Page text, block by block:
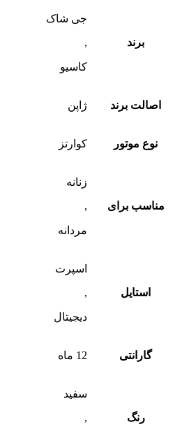
برند
جی شاک
,
کاسیو
اصالت برند ژاپن
نوع موتور کوارتز
مناسب برای
زنانه
,
مردانه
استایل
اسپرت
,
دیجیتال
گارانتی 12 ماه
رنگ
سفید
,